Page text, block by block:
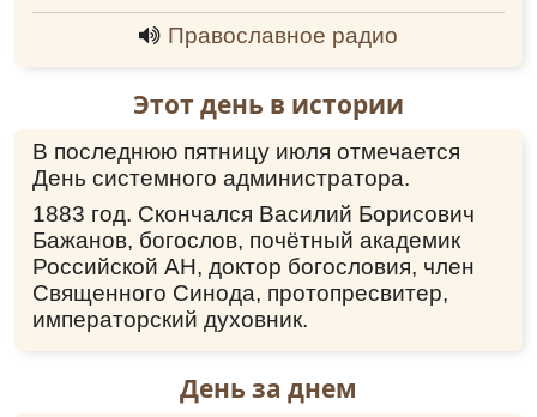
Православное радио
Этот день в истории
В последнюю пятницу июля отмечается
День системного администратора.
1883 год. Скончался Василий Борисович
Бажанов, богослов, почётный академик
Российской АН, доктор богословия, член
Священного Синода, протопресвитер,
императорский духовник.
День за днем